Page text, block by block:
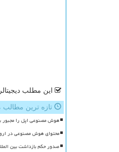
این مطلب
تازه ترین مطالب
هوش مصنوعی اپل را مجبور
محتوای هوش مصنوعی در
صدور حکم بازداشت بین